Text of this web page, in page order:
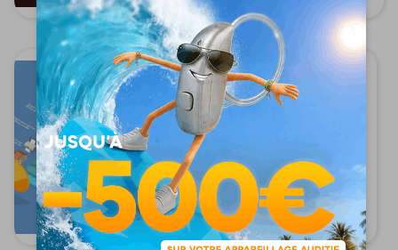
13/09/2024
Échelle des
décibels :
comment
mesurer le bru...
Lire l'article